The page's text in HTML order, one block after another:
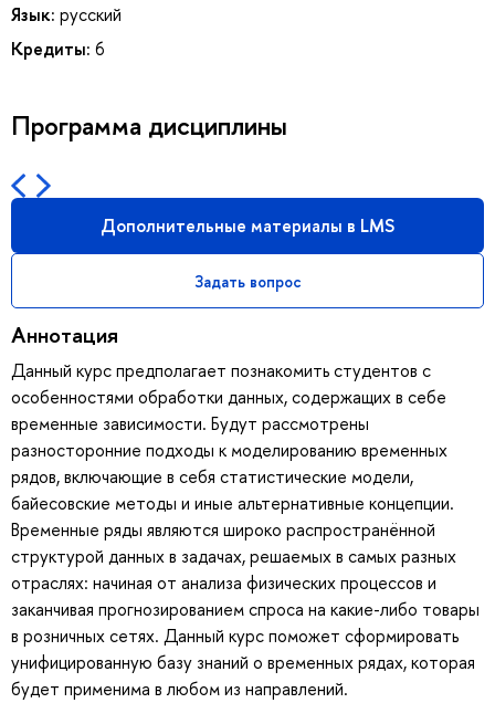
Язык: русский
Кредиты: 6
Программа дисциплины
Дополнительные материалы в LMS
Задать вопрос
Аннотация
Данный курс предполагает познакомить студентов с
особенностями обработки данных, содержащих в себе
временные зависимости. Будут рассмотрены
разносторонние подходы к моделированию временных
рядов, включающие в себя статистические модели,
байесовские методы и иные альтернативные концепции.
Временные ряды являются широко распространённой
структурой данных в задачах, решаемых в самых разных
отраслях: начиная от анализа физических процессов и
заканчивая прогнозированием спроса на какие-либо товары
в розничных сетях. Данный курс поможет сформировать
унифицированную базу знаний о временных рядах, которая
будет применима в любом из направлений.